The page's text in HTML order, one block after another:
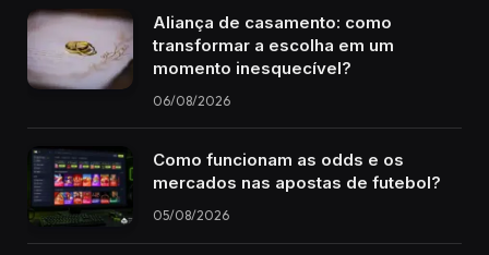
Aliança de casamento: como
transformar a escolha em um
momento inesquecível?
06/08/2026
Como funcionam as odds e os
mercados nas apostas de futebol?
05/08/2026